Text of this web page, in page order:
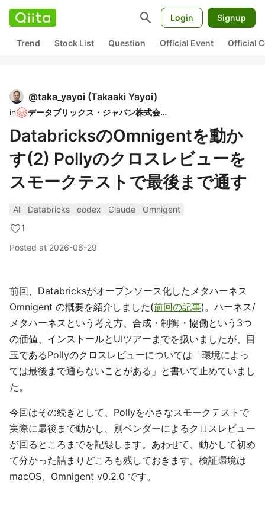
search Login Signup
Trend Stock List Question Official Event Official
@taka_yayoi (Takaaki Yayoi)
in データブリックス・ジャパン株式会社
DatabricksのOmnigentを動か
す(2) Pollyのクロスレビューを
スモークテストで最後まで通す
AI Databricks codex Claude
Omnigent
1
Posted at 2026-06-29
前回、Databricksがオープンソース化したメタハーネス
Omnigent の概要を紹介しました(前回の記事)。ハーネス/
メタハーネスという考え方、合成・制御・協働という3つ
の価値、インストールとUIツアーまでを扱いましたが、目
玉であるPollyのクロスレビューについては「環境によっ
ては最後まで通らないことがある」と書いて止めていまし
た。
今回はその続きとして、Pollyを小さなスモークテストで
実際に最後まで動かし、別ベンダーによるクロスレビュー
が回るところまでを記録します。あわせて、動かして初め
て分かった詰まりどころも残しておきます。検証環境は
macOS、Omnigent v0.2.0 です。